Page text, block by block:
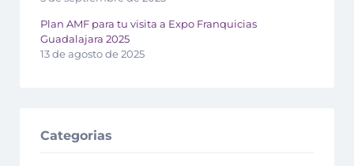
Plan AMF para tu visita a Expo Franquicias
Guadalajara 2025
13 de agosto de 2025
Categorias